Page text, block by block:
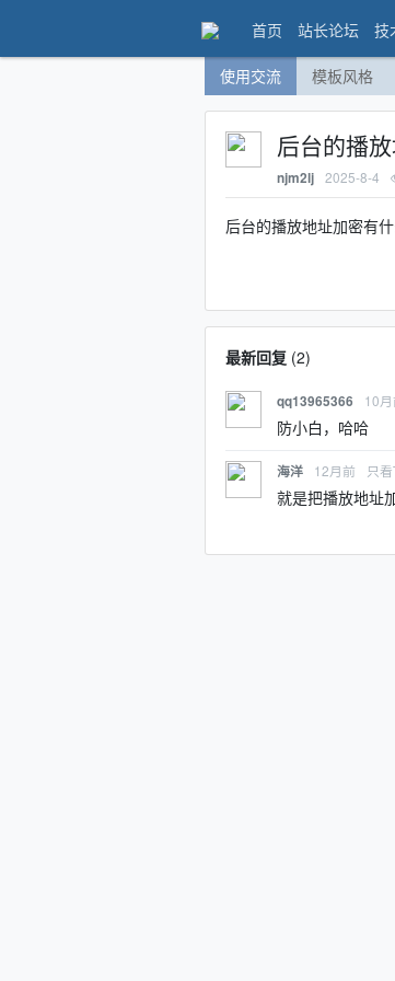
首页 站长论坛 技
使用交流 模板风格
后台的播
njm2lj 2025-8-4
后台的播放地址加密有
最新回复(2)
qq13965366 10
防小白，哈哈
海洋 12月前 只
就是把播放地址